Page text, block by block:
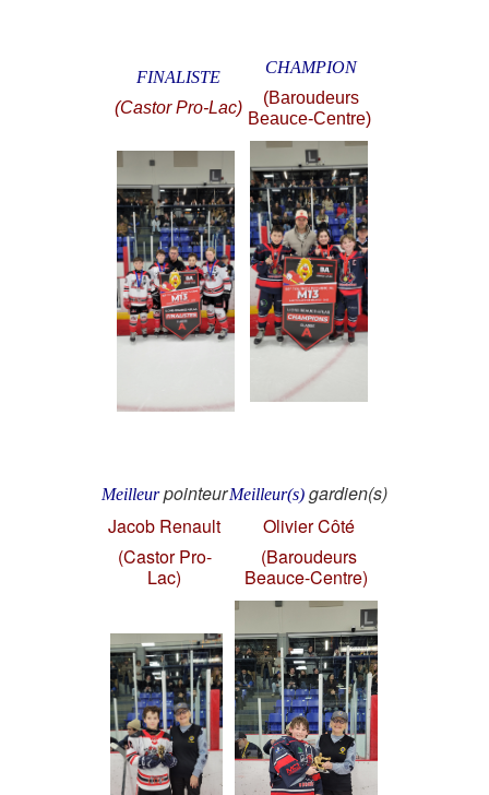
FINALISTE
(Castor Pro-Lac)
CHAMPION
(Baroudeurs
Beauce-Centre)
MeilleurpointeurMeilleur(s) gardien(s)
Jacob Renault
(Castor Pro-
Lac)
Olivier Côté
(Baroudeurs
Beauce-Centre)